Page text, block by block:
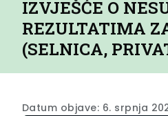
IZVJEŠĆE O
REZULTATIMA
(SELNICA,
Datum objave: 6. srpnja